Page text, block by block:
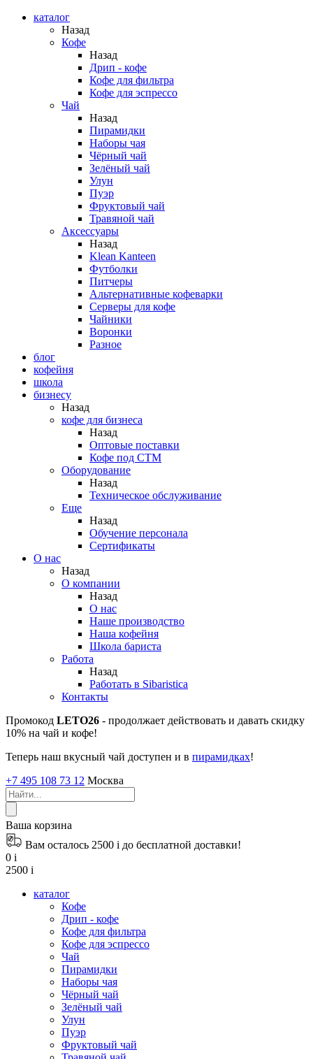
каталог
Назад
Кофе
Назад
Дрип - кофе
Кофе для фильтра
Кофе для эспрессо
Чай
Назад
Пирамидки
Наборы чая
Чёрный чай
Зелёный чай
Улун
Пуэр
Фруктовый чай
Травяной чай
Аксессуары
Назад
Klean Kanteen
Футболки
Питчеры
Альтернативные кофеварки
Серверы для кофе
Чайники
Воронки
Разное
блог
кофейня
школа
бизнесу
Назад
кофе для бизнеса
Назад
Оптовые поставки
Кофе под СТМ
Оборудование
Назад
Техническое обслуживание
Еще
Назад
Обучение персонала
Сертификаты
О нас
Назад
O компании
Назад
О нас
Наше производство
Наша кофейня
Школа бариста
Работа
Назад
Работать в Sibaristica
Контакты
Промокод LETO26 - продолжает действовать и давать скидку
10% на чай и кофе!
Теперь наш вкусный чай доступен и в пирамидках!
+7 495 108 73 12 Москва
Ваша корзина
Вам осталось 2500 i до бесплатной доставки!
0 i
2500 i
каталог
Кофе
Дрип - кофе
Кофе для фильтра
Кофе для эспрессо
Чай
Пирамидки
Наборы чая
Чёрный чай
Зелёный чай
Улун
Пуэр
Фруктовый чай